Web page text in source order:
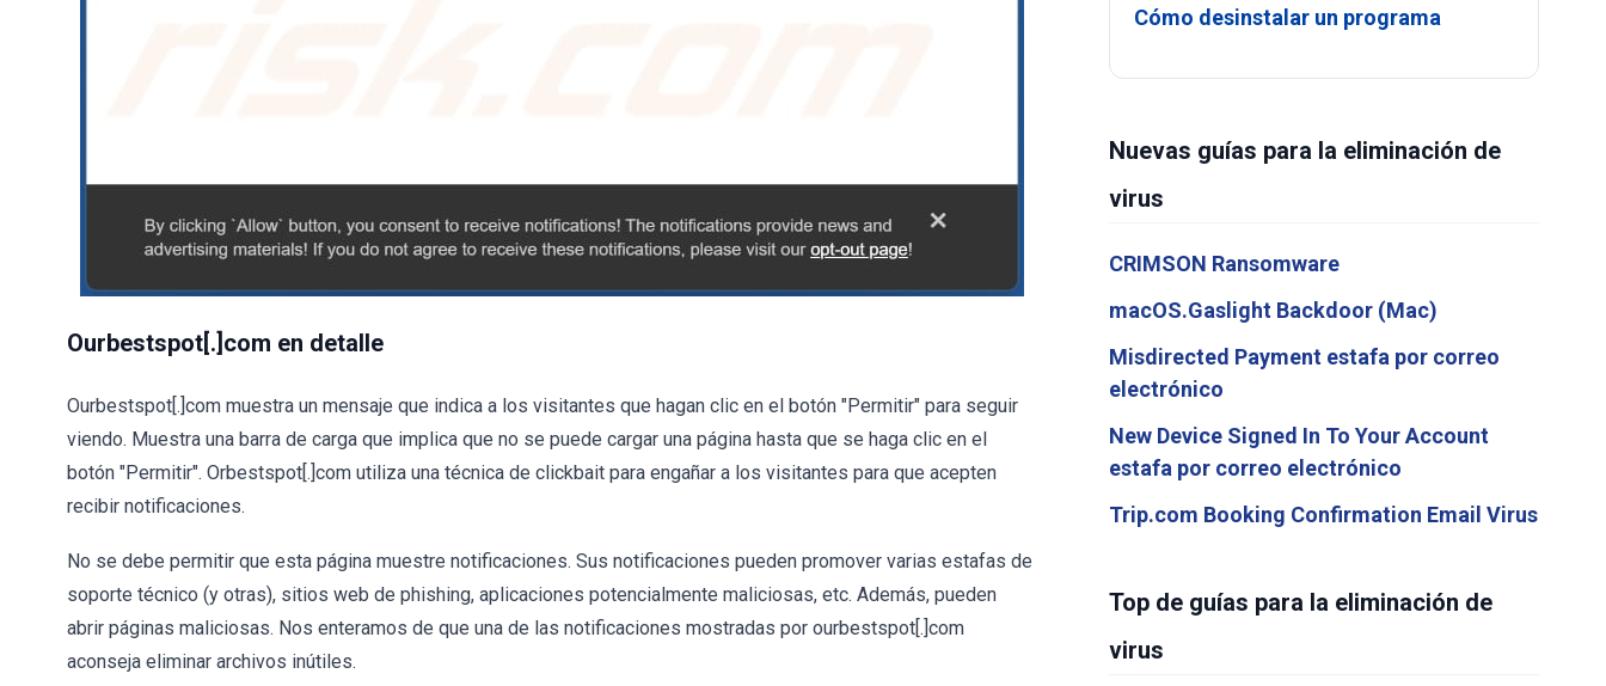
Ourbestspot[.]com en detalle
Ourbestspot[.]com muestra un mensaje que indica a los visitantes que hagan clic en el botón "Permitir" para seguir
viendo. Muestra una barra de carga que implica que no se puede cargar una página hasta que se haga clic en el
botón "Permitir". Orbestspot[.]com utiliza una técnica de clickbait para engañar a los visitantes para que acepten
recibir notificaciones.
No se debe permitir que esta página muestre notificaciones. Sus notificaciones pueden promover varias estafas de
soporte técnico (y otras), sitios web de phishing, aplicaciones potencialmente maliciosas, etc. Además, pueden
abrir páginas maliciosas. Nos enteramos de que una de las notificaciones mostradas por ourbestspot[.]com
aconseja eliminar archivos inútiles.
Cómo desinstalar un programa
Nuevas guías para la eliminación de
virus
CRIMSON Ransomware
macOS.Gaslight Backdoor (Mac)
Misdirected Payment estafa por correo
electrónico
New Device Signed In To Your Account
estafa por correo electrónico
Trip.com Booking Confirmation Email Virus
Top de guías para la eliminación de
virus